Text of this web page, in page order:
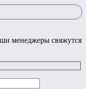
менеджеры свяжутся